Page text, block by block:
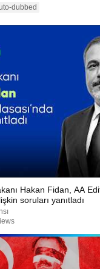
dubbed
Hakan Fidan, AA
soruları yanıtladı